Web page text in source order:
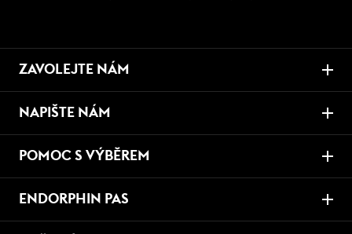
ZAVOLEJTE NÁM
NAPIŠTE NÁM
POMOC S VÝBĚREM
ENDORPHIN PAS